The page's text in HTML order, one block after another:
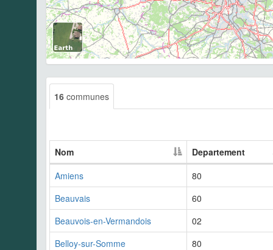
16 communes
Nom
Departement
Amiens
80
Beauvais
60
Beauvois-en-Vermandois
02
Belloy-sur-Somme
80